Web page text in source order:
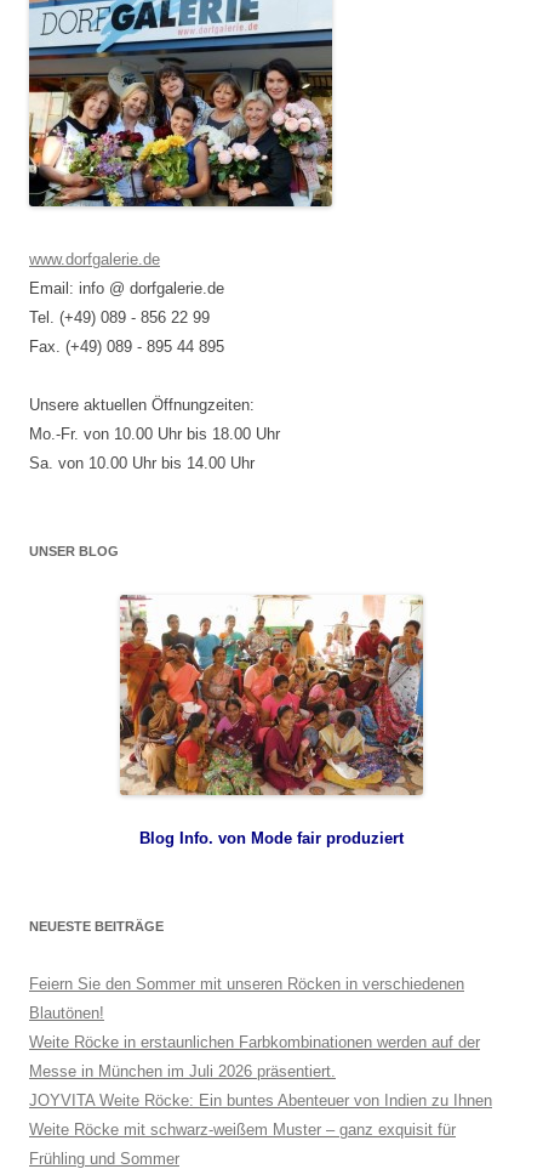
www.dorfgalerie.de
Email: info @ dorfgalerie.de
Tel. (+49) 089 - 856 22 99
Fax. (+49) 089 - 895 44 895
Unsere aktuellen Öffnungzeiten:
Mo.-Fr. von 10.00 Uhr bis 18.00 Uhr
Sa. von 10.00 Uhr bis 14.00 Uhr
UNSER BLOG
Blog Info. von Mode fair produziert
NEUESTE BEITRÄGE
Feiern Sie den Sommer mit unseren Röcken in verschiedenen
Blautönen!
Weite Röcke in erstaunlichen Farbkombinationen werden auf der
Messe in München im Juli 2026 präsentiert.
JOYVITA Weite Röcke: Ein buntes Abenteuer von Indien zu Ihnen
Weite Röcke mit schwarz-weißem Muster – ganz exquisit für
Frühling und Sommer